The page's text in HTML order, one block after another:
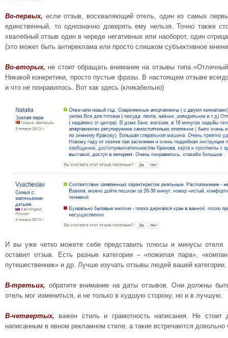
Во-первых, если отзыв, восхваляющий отель, один из самых
единственный, то однозначно доверять ему нельзя. Точно также
хвалебный отзыв один в череде негативных или наоборот, один
(это может быть антиреклама или просто слишком субъективное
Во-вторых, не стоит обращать внимание на отзывы типа
Никакой конкретики, просто пустые фразы. В настоящем отзыве
и что не понравилось. Вот как здесь (кликабельно)
И вы уже четко можете себе представить плюсы и минусы отеля.
оставил отзыв. Есть разные категории – «пожилая пара»,
путешественник» и др. Лучше изучать отзывы людей вашей категории.
В-третьих, обратите внимание на даты отзывов. Они должны
отель мог измениться, и не только в худшую сторону, но и в лучшую.
В-четвертых, важен стиль и грамотность написания. Не стоит
написанным в явном рекламном стиле, а такие встречаются довольно